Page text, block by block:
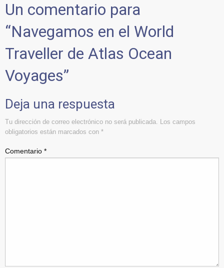
Un comentario para
“Navegamos en el World
Traveller de Atlas Ocean
Voyages”
Deja una respuesta
Tu dirección de correo electrónico no será publicada. Los campos
obligatorios están marcados con *
Comentario *